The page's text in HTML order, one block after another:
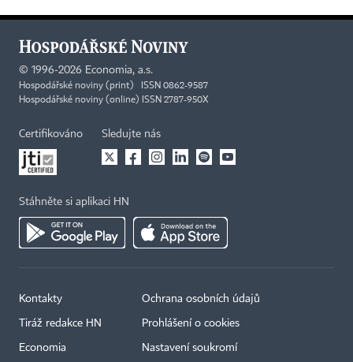
© 1996-2026 Economia, a.s.
Hospodářské noviny (print) ISSN 0862-9587
Hospodářské noviny (online) ISSN 2787-950X
Certifikováno Sledujte nás
Stáhněte si aplikaci HN
Kontakty
Tiráž redakce HN
Economia
Ochrana osobních údajů
Prohlášení o cookies
Nastavení soukromí